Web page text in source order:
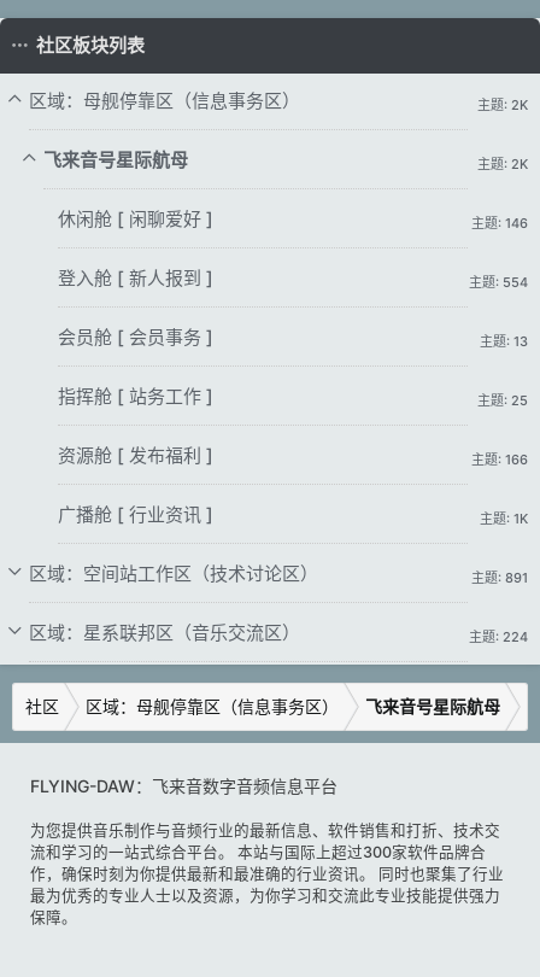
社区板块列表
区域：母舰停靠区（信息事务区） 主题: 2K
飞来音号星际航母 主题: 2K
休闲舱 [ 闲聊爱好 ] 主题: 146
登入舱 [ 新人报到 ] 主题: 554
会员舱 [ 会员事务 ] 主题: 13
指挥舱 [ 站务工作 ] 主题: 25
资源舱 [ 发布福利 ] 主题: 166
广播舱 [ 行业资讯 ] 主题: 1K
区域：空间站工作区（技术讨论区） 主题: 891
区域：星系联邦区（音乐交流区） 主题: 224
社区 区域：母舰停靠区（信息事务区） 飞来音号星际航母
FLYING-DAW：飞来音数字音频信息平台
为您提供音乐制作与音频行业的最新信息、软件销售和打折、技术交
流和学习的一站式综合平台。 本站与国际上超过300家软件品牌合
作，确保时刻为你提供最新和最准确的行业资讯。 同时也聚集了行业
最为优秀的专业人士以及资源，为你学习和交流此专业技能提供强力
保障。